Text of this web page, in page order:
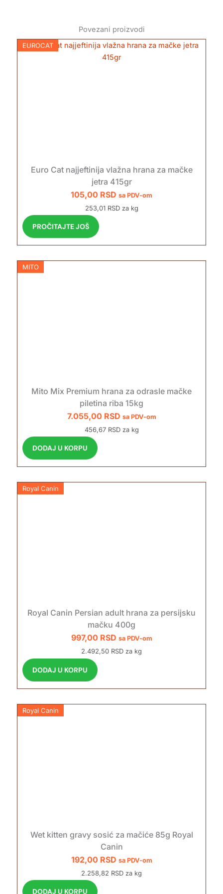
Povezani proizvodi
EUROCAT
Euro Cat najjeftinija vlažna hrana za mačke
jetra 415gr
105,00 RSD sa PDV-om
253,01 RSD za kg
PROČITAJTE JOŠ
MITO
Mito Mix Premium hrana za odrasle mačke
piletina riba 15kg
7.055,00 RSD sa PDV-om
456,67 RSD za kg
DODAJ U KORPU
Royal Canin
Royal Canin Persian adult hrana za persijsku
mačku 400g
997,00 RSD sa PDV-om
2.492,50 RSD za kg
DODAJ U KORPU
Royal Canin
Wet kitten gravy sosić za mačiće 85g Royal
Canin
192,00 RSD sa PDV-om
2.258,82 RSD za kg
DODAJ U KORPU